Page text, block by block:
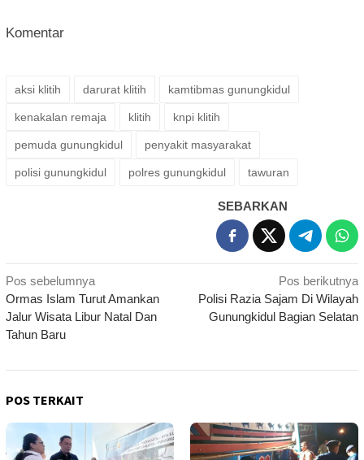
Komentar
aksi klitih darurat klitih kamtibmas gunungkidul
kenakalan remaja klitih knpi klitih
pemuda gunungkidul penyakit masyarakat
polisi gunungkidul polres gunungkidul tawuran
SEBARKAN
Navigasi
pos
Pos sebelumnya
Ormas Islam Turut Amankan
Jalur Wisata Libur Natal Dan
Tahun Baru
Pos berikutnya
Polisi Razia Sajam Di Wilayah
Gunungkidul Bagian Selatan
POS TERKAIT